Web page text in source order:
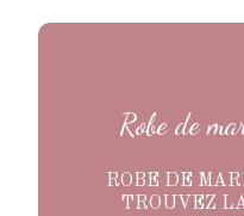
Robe de
ROBE DE
TROUVEZ